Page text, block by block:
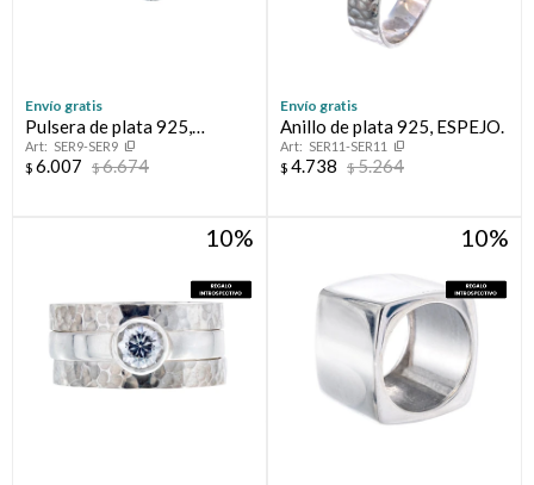
Envío gratis
Pulsera de plata 925,
MAGIA.SER9-SER9
$ 6.007 $6.674
Envío gratis
Anillo de plata 925, ESPEJO.
SER11-SER11
$ 4.738 $5.264
10 10